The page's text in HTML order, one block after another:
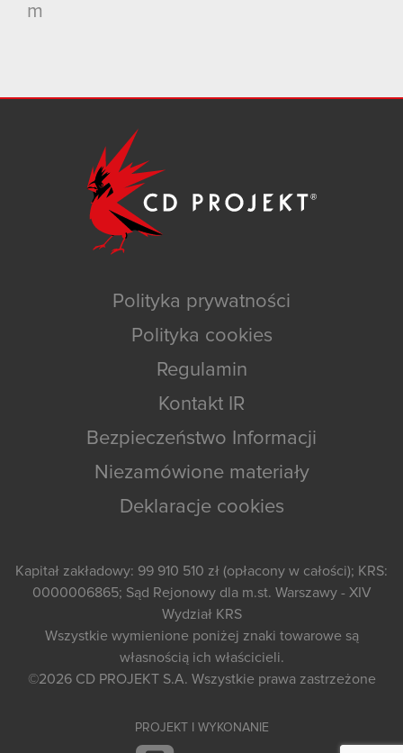
m
Polityka prywatności
Polityka cookies
Regulamin
Kontakt IR
Bezpieczeństwo Informacji
Niezamówione materiały
Deklaracje cookies
Kapitał zakładowy: 99 910 510 zł (opłacony w całości); KRS:
0000006865; Sąd Rejonowy dla m.st. Warszawy - XIV
Wydział KRS
Wszystkie wymienione poniżej znaki towarowe są
własnością ich właścicieli.
©2026 CD PROJEKT S.A. Wszystkie prawa zastrzeżone
PROJEKT I WYKONANIE